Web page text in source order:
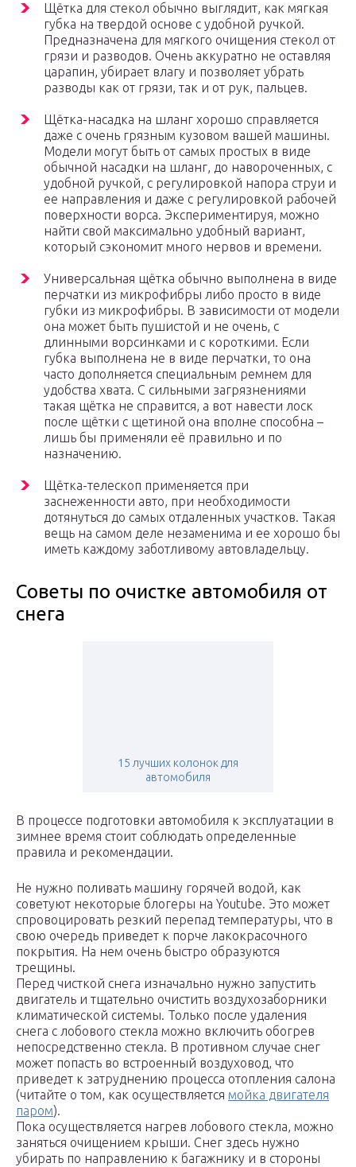
Щётка для стекол обычно выглядит, как мягкая
губка на твердой основе с удобной ручкой.
Предназначена для мягкого очищения стекол от
грязи и разводов. Очень аккуратно не оставляя
царапин, убирает влагу и позволяет убрать
разводы как от грязи, так и от рук, пальцев.
Щётка-насадка на шланг хорошо справляется
даже с очень грязным кузовом вашей машины.
Модели могут быть от самых простых в виде
обычной насадки на шланг, до навороченных, с
удобной ручкой, с регулировкой напора струи и
ее направления и даже с регулировкой рабочей
поверхности ворса. Экспериментируя, можно
найти свой максимально удобный вариант,
который сэкономит много нервов и времени.
Универсальная щётка обычно выполнена в виде
перчатки из микрофибры либо просто в виде
губки из микрофибры. В зависимости от модели
она может быть пушистой и не очень, с
длинными ворсинками и с короткими. Если
губка выполнена не в виде перчатки, то она
часто дополняется специальным ремнем для
удобства хвата. С сильными загрязнениями
такая щётка не справится, а вот навести лоск
после щётки с щетиной она вполне способна –
лишь бы применяли её правильно и по
назначению.
Щётка-телескоп применяется при
заснеженности авто, при необходимости
дотянуться до самых отдаленных участков. Такая
вещь на самом деле незаменима и ее хорошо бы
иметь каждому заботливому автовладельцу.
Советы по очистке автомобиля от
снега
15 лучших колонок для
автомобиля
В процессе подготовки автомобиля к эксплуатации в
зимнее время стоит соблюдать определенные
правила и рекомендации.
Не нужно поливать машину горячей водой, как
советуют некоторые блогеры на Youtube. Это может
спровоцировать резкий перепад температуры, что в
свою очередь приведет к порче лакокрасочного
покрытия. На нем очень быстро образуются
трещины.
Перед чисткой снега изначально нужно запустить
двигатель и тщательно очистить воздухозаборники
климатической системы. Только после удаления
снега с лобового стекла можно включить обогрев
непосредственно стекла. В противном случае снег
может попасть во встроенный воздуховод, что
приведет к затруднению процесса отопления салона
(читайте о том, как осуществляется мойка двигателя
паром).
Пока осуществляется нагрев лобового стекла, можно
заняться очищением крыши. Снег здесь нужно
убирать по направлению к багажнику и в стороны